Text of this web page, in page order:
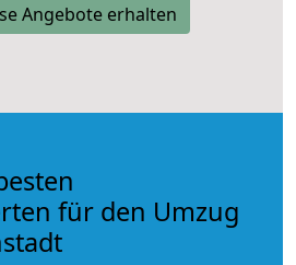
Angebote erhalten
für den Umzug